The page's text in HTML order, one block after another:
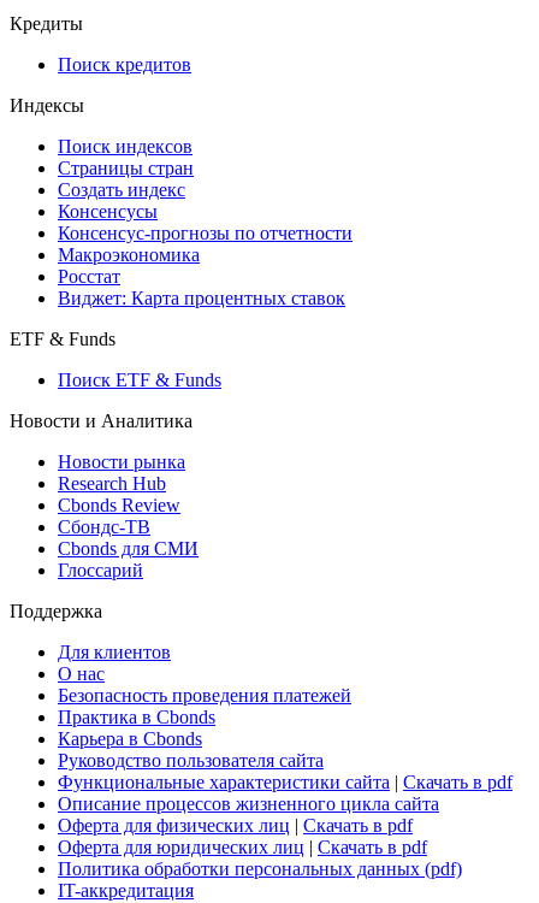
Кредиты
Поиск кредитов
Индексы
Поиск индексов
Страницы стран
Создать индекс
Консенсусы
Консенсус-прогнозы по отчетности
Макроэкономика
Росстат
Виджет: Карта процентных ставок
ETF & Funds
Поиск ETF & Funds
Новости и Аналитика
Новости рынка
Research Hub
Cbonds Review
Сбондс-ТВ
Cbonds для СМИ
Глоссарий
Поддержка
Для клиентов
О нас
Безопасность проведения платежей
Практика в Cbonds
Карьера в Cbonds
Руководство пользователя сайта
Функциональные характеристики сайта | Скачать в pdf
Описание процессов жизненного цикла сайта
Оферта для физических лиц | Скачать в pdf
Оферта для юридических лиц | Скачать в pdf
Политика обработки персональных данных (pdf)
IT-аккредитация